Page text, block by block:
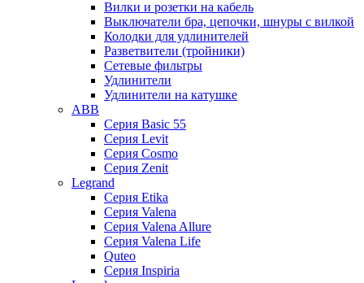
Вилки и розетки на кабель
Выключатели бра, цепочки, шнуры с вилкой
Колодки для удлинителей
Разветвители (тройники)
Сетевые фильтры
Удлинители
Удлинители на катушке
ABB
Серия Basic 55
Серия Levit
Серия Cosmo
Серия Zenit
Legrand
Серия Etika
Серия Valena
Серия Valena Allure
Серия Valena Life
Quteo
Серия Inspiria